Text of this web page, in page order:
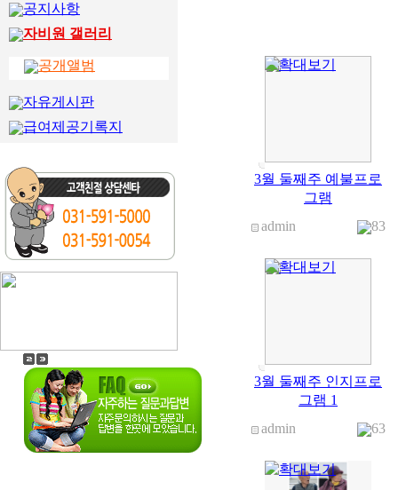
공지사항
자비원 갤러리
공개앨범
자유게시판
급여제공기록지
3월 둘째주 예불프로
그램
admin
83
3월 둘째주 인지프로
그램 1
admin
63